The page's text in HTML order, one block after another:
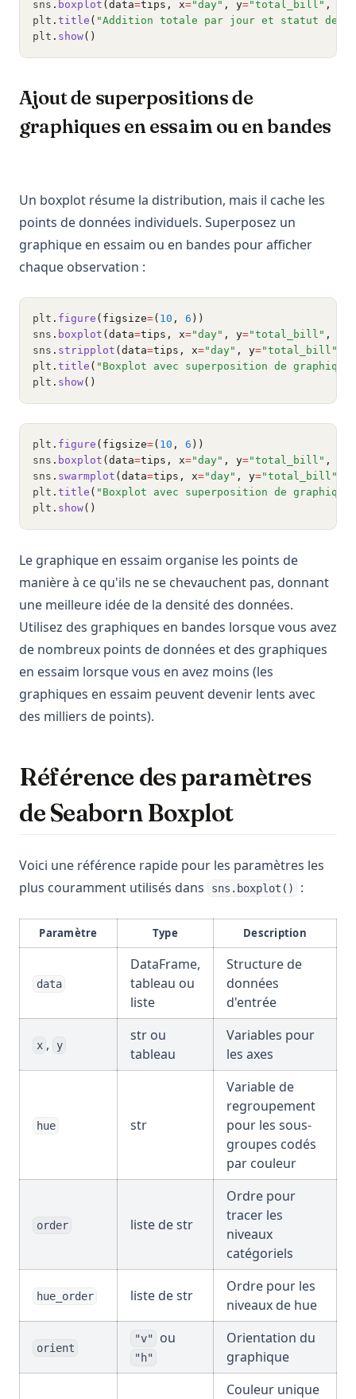
sns . boxplot (data=tips, x="day" , y="total_bill" , hue
plt . title ( "Addition totale par jour et statut de
plt . show()
Ajout de superpositions de
graphiques en essaim ou en bandes
Un boxplot résume la distribution, mais il cache les
points de données individuels. Superposez un
graphique en essaim ou en bandes pour afficher
chaque observation :
plt . figure (figsize=( 10 , 6 ))
sns . boxplot (data=tips, x="day" , y="total_bill" ,
sns . stripplot (data=tips, x="day" , y="total_bill"
plt . title ( "Boxplot avec superposition de graphique
plt . show()
plt . figure (figsize=( 10 , 6 ))
sns . boxplot (data=tips, x="day" , y="total_bill" ,
sns . swarmplot (data=tips, x="day" , y="total_bill"
plt . title ( "Boxplot avec superposition de graphique
plt . show()
Le graphique en essaim organise les points de
manière à ce qu'ils ne se chevauchent pas, donnant
une meilleure idée de la densité des données.
Utilisez des graphiques en bandes lorsque vous avez
de nombreux points de données et des graphiques
en essaim lorsque vous en avez moins (les
graphiques en essaim peuvent devenir lents avec
des milliers de points).
Référence des paramètres
de Seaborn Boxplot
Voici une référence rapide pour les paramètres les
plus couramment utilisés dans
sns.boxplot() :
Paramètre Type Description
data
DataFrame,
tableau ou
liste
Structure de
données
d'entrée
x , y
str ou
tableau
Variables pour
les axes
hue str
Variable de
regroupement
pour les sous-
groupes codés
par couleur
order liste de str
Ordre pour
tracer les
niveaux
catégoriels
hue_order liste de str
Ordre pour les
niveaux de hue
orient
"v" ou
"h"
Orientation du
graphique
Couleur unique